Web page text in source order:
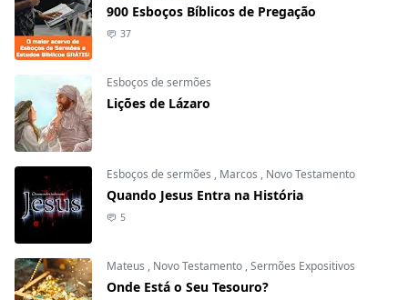
900 Esboços Bíblicos de Pregação
37
Esboços de sermões
Lições de Lázaro
Esboços de sermões , Marcos , Novo Testamento
Quando Jesus Entra na História
5
Mateus , Novo Testamento ,Sermões Expositivos
Onde Está o Seu Tesouro?